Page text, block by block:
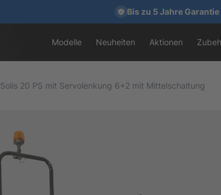
Bis zu 5 Jahre Garantie
Modelle Neuheiten Aktionen
Solis 20 PS mit Servolenkung 6+2 mit Mittelschaltung